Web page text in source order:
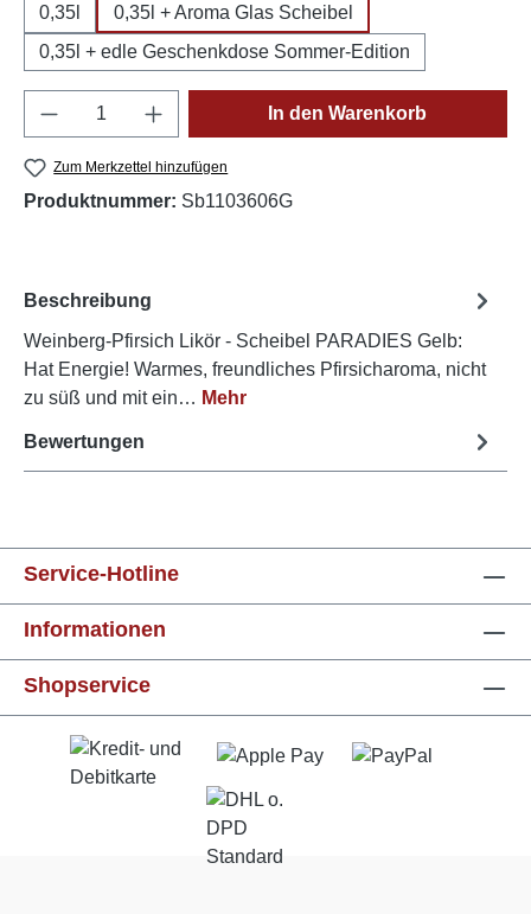
0,35l
0,35l + Aroma Glas Scheibel
0,35l + edle Geschenkdose Sommer-Edition
Produkt Anzahl: Gib den gewünschten
In den Warenkorb
Zum Merkzettel hinzufügen
Produktnummer: Sb1103606G
Beschreibung
Weinberg-Pfirsich Likör - Scheibel PARADIES Gelb:
Hat Energie! Warmes, freundliches Pfirsicharoma, nicht
zu süß und mit ein… Mehr
Bewertungen
Service-Hotline
Informationen
Shopservice